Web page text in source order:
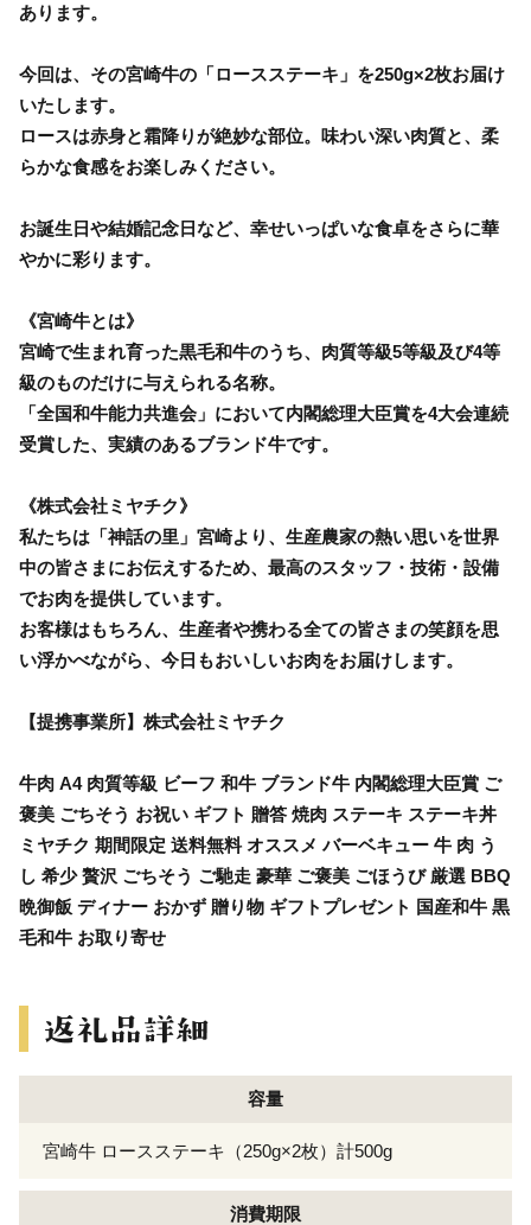
あります。
今回は、その宮崎牛の「ロースステーキ」を250g×2枚お届け
いたします。
ロースは赤身と霜降りが絶妙な部位。味わい深い肉質と、柔
らかな食感をお楽しみください。
お誕生日や結婚記念日など、幸せいっぱいな食卓をさらに華
やかに彩ります。
《宮崎牛とは》
宮崎で生まれ育った黒毛和牛のうち、肉質等級5等級及び4等
級のものだけに与えられる名称。
「全国和牛能力共進会」において内閣総理大臣賞を4大会連続
受賞した、実績のあるブランド牛です。
《株式会社ミヤチク》
私たちは「神話の里」宮崎より、生産農家の熱い思いを世界
中の皆さまにお伝えするため、最高のスタッフ・技術・設備
でお肉を提供しています。
お客様はもちろん、生産者や携わる全ての皆さまの笑顔を思
い浮かべながら、今日もおいしいお肉をお届けします。
【提携事業所】株式会社ミヤチク
牛肉 A4 肉質等級 ビーフ 和牛 ブランド牛 内閣総理大臣賞 ご
褒美 ごちそう お祝い ギフト 贈答 焼肉 ステーキ ステーキ丼
ミヤチク 期間限定 送料無料 オススメ バーベキュー 牛 肉 う
し 希少 贅沢 ごちそう ご馳走 豪華 ご褒美 ごほうび 厳選 BBQ
晩御飯 ディナー おかず 贈り物 ギフトプレゼント 国産和牛 黒
毛和牛 お取り寄せ
容量
宮崎牛 ロースステーキ（250g×2枚）計500g
消費期限